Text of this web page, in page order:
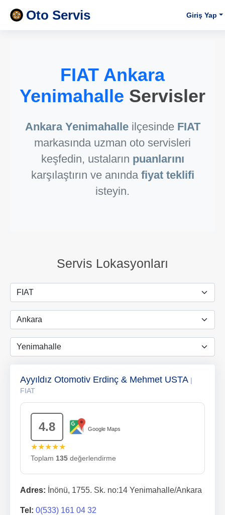
Oto Servis Giriş Yap
FIAT Ankara
Yenimahalle Servisler
Ankara Yenimahalleilçesinde FIAT
markasında uzman oto servisleri
keşfedin, ustaların puanlarını
karşılaştırın ve anında fiyat teklifi
isteyin.
Servis Lokasyonları
Ayyıldız Otomotiv Erdinç & Mehmet USTA |
FIAT
4.8 Google Maps
★★★★★
Toplam 135 değerlendirme
Adres: İnönü, 1755. Sk. no:14 Yenimahalle/Ankara
Tel: 0(533) 161 04 32